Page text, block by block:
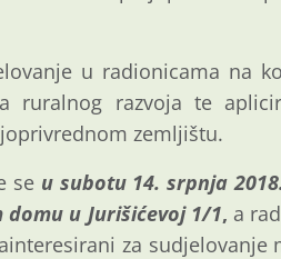
u radionicama na
ruralnog razvoja te
zemljištu.
se u subotu 14. srpnja
u Jurišićevoj 1/1, a
za sudjelovanje